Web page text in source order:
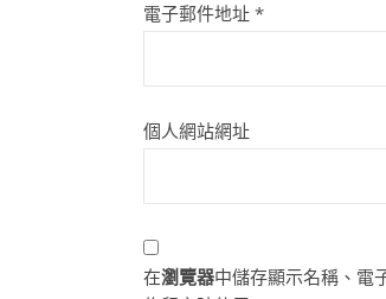
電子郵件地址 *
個人網站網址
在瀏覽器中儲存顯示名稱、電